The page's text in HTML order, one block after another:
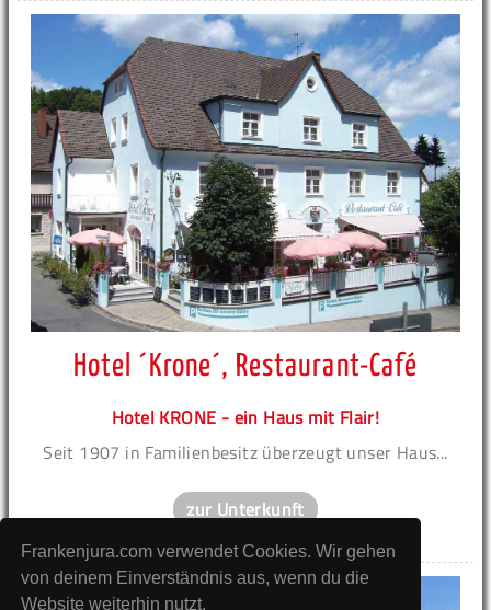
Frankenjura.com verwendet Cookies. Wir gehen
von deinem Einverständnis aus, wenn du die
Website weiterhin nutzt.
Hotel ´Krone´, Restaurant-Café
Hotel KRONE - ein Haus mit Flair!
Seit 1907 in Familienbesitz überzeugt unser Haus...
zur Unterkunft